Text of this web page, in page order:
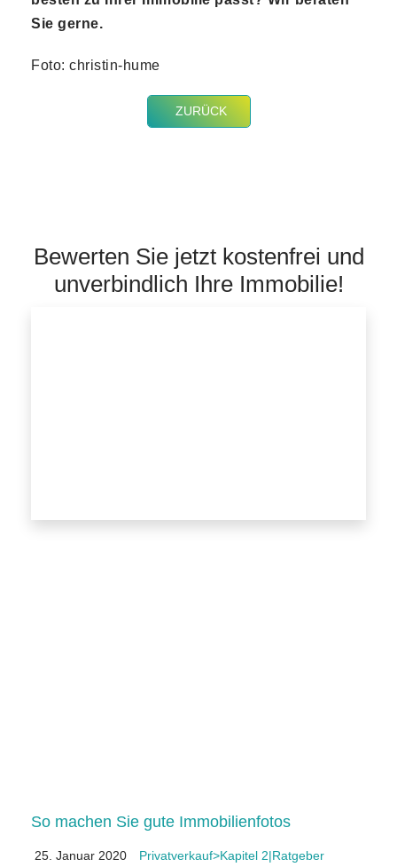
Sie gerne.
Foto: christin-hume
ZURÜCK
Bewerten Sie jetzt kostenfrei und
unverbindlich Ihre Immobilie!
So machen Sie gute Immobilienfotos
25. Januar 2020 Privatverkauf>Kapitel 2|Ratgeber